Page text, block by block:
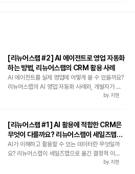
[리뉴어스랩 #2] AI 에이전트로 영업 자동화
하는 방법, 리뉴어스랩의 CRM 활용 사례
AI 에이전트를 실제 영업에 어떻게 쓸 수 있을까요?
리뉴어스랩의 AI 영업 자동화 사례와, 개발자가 아
니어도 API를 활용하는 방법을 소개합니다.by. 지현
[리뉴어스랩 #1] AI 활용에 적합한 CRM은
무엇이 다를까요? 리뉴어스랩이 세일즈맵
CRM을 선택한 이유
AI가 이해하고 활용할 수 있는 데이터란 무엇일까
요? 리뉴어스랩이 세일즈맵으로 옮긴 결정적 이유,
‘자유도’라는 새로운 CRM 선택 기준을 확인해보세
by. 지현